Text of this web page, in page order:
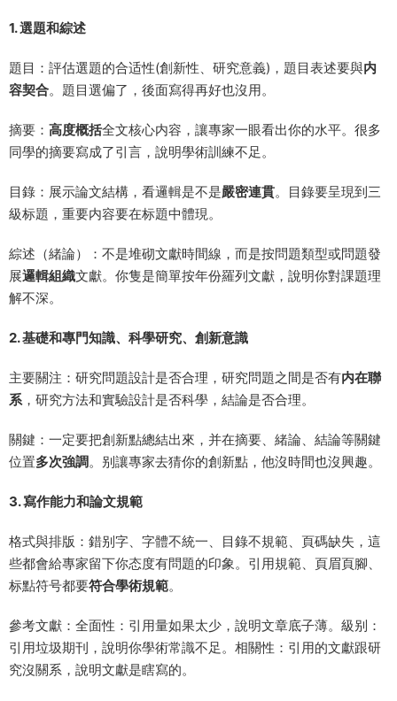
1. 選題和綜述
題目：評估選題的合适性(創新性、研究意義)，題目表述要與内
容契合。題目選偏了，後面寫得再好也沒用。
摘要： 高度概括全文核心内容，讓專家一眼看出你的水平。很多
同學的摘要寫成了引言，說明學術訓練不足。
目錄：展示論文結構，看邏輯是不是嚴密連貫。目錄要呈現到三
級标題，重要内容要在标題中體現。
綜述（緒論）：不是堆砌文獻時間線，而是按問題類型或問題發
展邏輯組織文獻。你隻是簡單按年份羅列文獻，說明你對課題理
解不深。
2. 基礎和專門知識、科學研究、創新意識
主要關注：研究問題設計是否合理，研究問題之間是否有内在聯
系，研究方法和實驗設計是否科學，結論是否合理。
關鍵：一定要把創新點總結出來，并在摘要、緒論、結論等關鍵
位置多次強調。别讓專家去猜你的創新點，他沒時間也沒興趣。
3. 寫作能力和論文規範
格式與排版：錯别字、字體不統一、目錄不規範、頁碼缺失，這
些都會給專家留下你态度有問題的印象。引用規範、頁眉頁腳、
标點符号都要符合學術規範。
參考文獻：全面性：引用量如果太少，說明文章底子薄。級别：
引用垃圾期刊，說明你學術常識不足。相關性：引用的文獻跟研
究沒關系，說明文獻是瞎寫的。